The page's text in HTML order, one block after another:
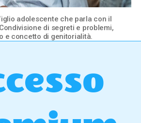
adolescente che parla con il
di segreti e problemi,
e concetto di genitorialità.